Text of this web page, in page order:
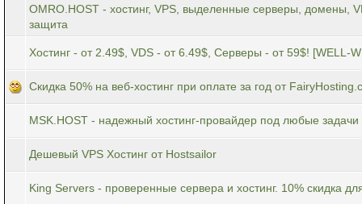
OMRO.HOST - хостинг, VPS, выделенные серверы, домены,
защита
Хостинг - от 2.49$, VDS - от 6.49$, Серверы - от 59$! [WELL-
Скидка 50% на веб-хостинг при оплате за год от
MSK.HOST - надежный хостинг-провайдер под любые задачи
Дешевый VPS Хостинг от Hostsailor
King Servers - проверенные сервера и хостинг. 10% скидка